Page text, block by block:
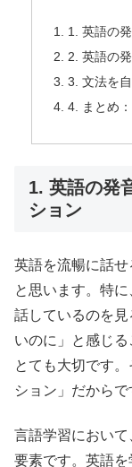
1. 英語の
2. 英語の
3. 文法を
4. まとめ
1. 英語の発
ション
英語を流暢に話
と思います。特
話しているのを
いのに」と感じ
とても大切です
ション」だからで
言語学習におい
要素です。英語